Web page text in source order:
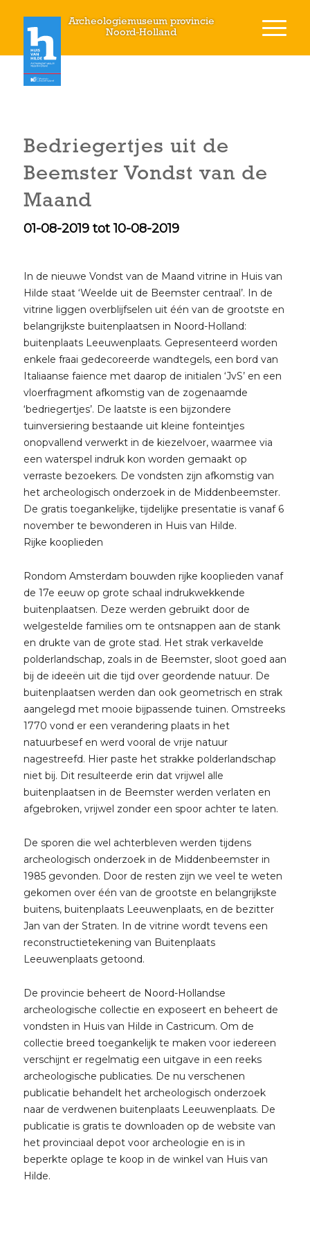
Archeologiemuseum provincie
Noord-Holland
Bedriegertjes uit de
Beemster Vondst van de
Maand
01-08-2019 tot 10-08-2019
In de nieuwe Vondst van de Maand vitrine in Huis van
Hilde staat ‘Weelde uit de Beemster centraal’. In de
vitrine liggen overblijfselen uit één van de grootste en
belangrijkste buitenplaatsen in Noord-Holland:
buitenplaats Leeuwenplaats. Gepresenteerd worden
enkele fraai gedecoreerde wandtegels, een bord van
Italiaanse faience met daarop de initialen ‘JvS’ en een
vloerfragment afkomstig van de zogenaamde
‘bedriegertjes’. De laatste is een bijzondere
tuinversiering bestaande uit kleine fonteintjes
onopvallend verwerkt in de kiezelvoer, waarmee via
een waterspel indruk kon worden gemaakt op
verraste bezoekers. De vondsten zijn afkomstig van
het archeologisch onderzoek in de Middenbeemster.
De gratis toegankelijke, tijdelijke presentatie is vanaf 6
november te bewonderen in Huis van Hilde.
Rijke kooplieden
Rondom Amsterdam bouwden rijke kooplieden vanaf
de 17e eeuw op grote schaal indrukwekkende
buitenplaatsen. Deze werden gebruikt door de
welgestelde families om te ontsnappen aan de stank
en drukte van de grote stad. Het strak verkavelde
polderlandschap, zoals in de Beemster, sloot goed aan
bij de ideeën uit die tijd over geordende natuur. De
buitenplaatsen werden dan ook geometrisch en strak
aangelegd met mooie bijpassende tuinen. Omstreeks
1770 vond er een verandering plaats in het
natuurbesef en werd vooral de vrije natuur
nagestreefd. Hier paste het strakke polderlandschap
niet bij. Dit resulteerde erin dat vrijwel alle
buitenplaatsen in de Beemster werden verlaten en
afgebroken, vrijwel zonder een spoor achter te laten.
De sporen die wel achterbleven werden tijdens
archeologisch onderzoek in de Middenbeemster in
1985 gevonden. Door de resten zijn we veel te weten
gekomen over één van de grootste en belangrijkste
buitens, buitenplaats Leeuwenplaats, en de bezitter
Jan van der Straten. In de vitrine wordt tevens een
reconstructietekening van Buitenplaats
Leeuwenplaats getoond.
De provincie beheert de Noord-Hollandse
archeologische collectie en exposeert en beheert de
vondsten in Huis van Hilde in Castricum. Om de
collectie breed toegankelijk te maken voor iedereen
verschijnt er regelmatig een uitgave in een reeks
archeologische publicaties. De nu verschenen
publicatie behandelt het archeologisch onderzoek
naar de verdwenen buitenplaats Leeuwenplaats. De
publicatie is gratis te downloaden op de website van
het provinciaal depot voor archeologie en is in
beperkte oplage te koop in de winkel van Huis van
Hilde.